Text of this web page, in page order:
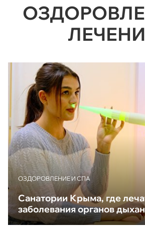
ОЗДОРОВЛЕНИЕ И СПА
Санатории Крыма, где
заболевания органов